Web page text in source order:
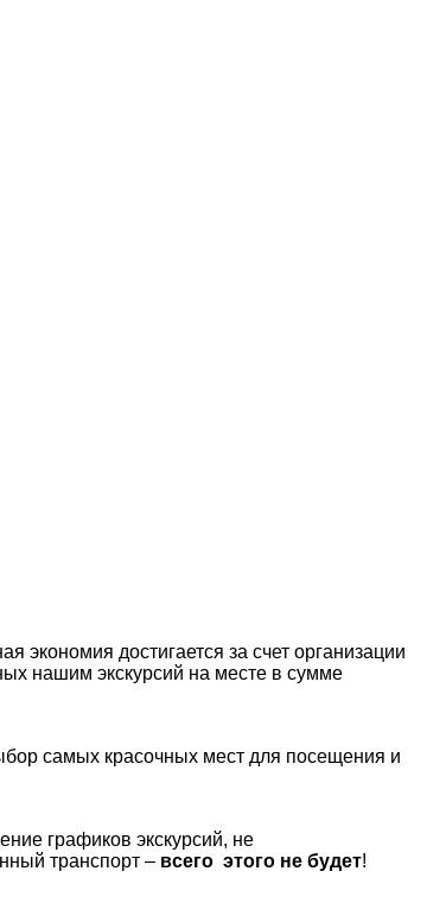
экономия достигается за счет организации
нашим экскурсий на месте в сумме
самых красочных мест для посещения и
графиков экскурсий, не
транспорт – всего этого не будет!